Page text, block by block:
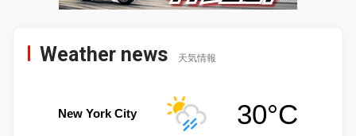
Weather news 天気情報
New York City 30°C